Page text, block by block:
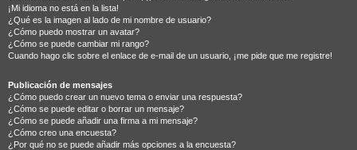
¡Mi idioma no está en la lista!
¿Qué es la imagen al lado de mi nombre de usuario?
¿Cómo puedo mostrar un avatar?
¿Cómo se puede cambiar mi rango?
Cuando hago clic sobre el enlace de e-mail de un usuario, ¡me pide que me registre!
Publicación de mensajes
¿Cómo puedo crear un nuevo tema o enviar una respuesta?
¿Cómo se puede editar o borrar un mensaje?
¿Cómo se puede añadir una firma a mi mensaje?
¿Cómo creo una encuesta?
¿Por qué no se puede añadir más opciones a la encuesta?